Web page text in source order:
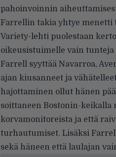
pahoinvoinnin
Farrellin takia yhtye menetti
Variety-lehti puolestaan
oikeusistuimelle vain tunteja
Farrell syyttää Navarroa,
ajan kiusanneet ja
hajottaminen ollut hänen
soittaneen Bostonin-
korvamonitoreista ja että
turhautumiset. Lisäksi
sekä häneen että laulajan